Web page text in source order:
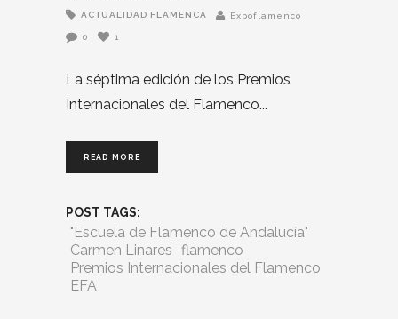
ACTUALIDAD FLAMENCA Expoflamenco
0 1
La séptima edición de los Premios
Internacionales del Flamenco
READ MORE
POST TAGS:
"Escuela de Flamenco de Andalucía"
Carmen Linares flamenco
Premios Internacionales del Flamenco
EFA